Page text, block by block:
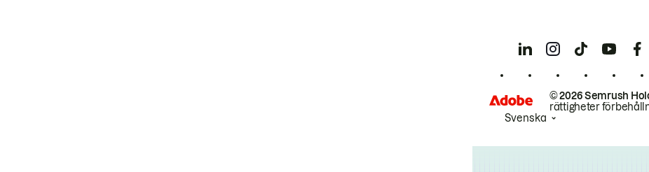
© 2026 Semrush
rättigheter
Svenska